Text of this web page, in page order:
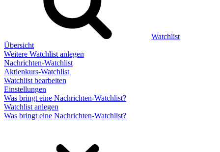
Watchlist
Übersicht
Weitere Watchlist anlegen
Nachrichten-Watchlist
Aktienkurs-Watchlist
Watchlist bearbeiten
Einstellungen
Was bringt eine Nachrichten-Watchlist?
Watchlist anlegen
Was bringt eine Nachrichten-Watchlist?